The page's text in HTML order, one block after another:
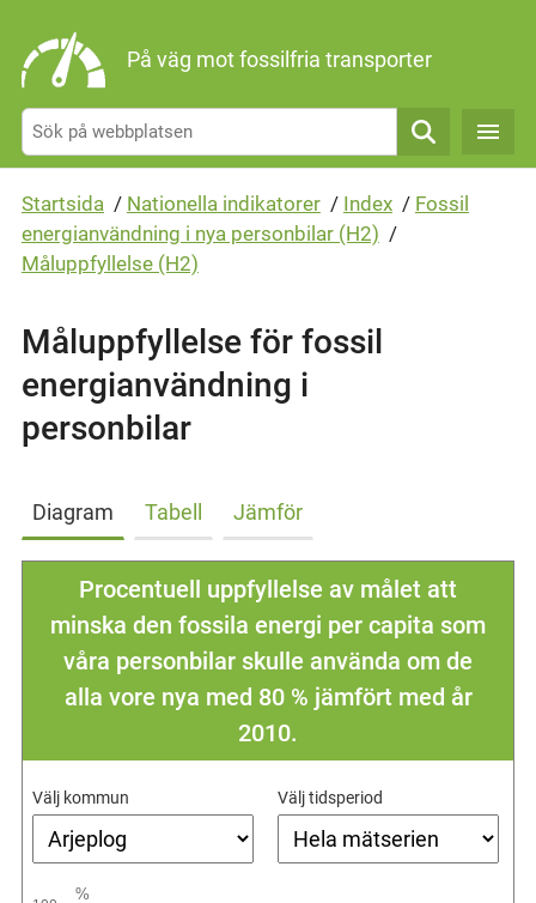
På väg mot fossilfria transporter
Sök
Startsida / Nationella indikatorer / Index / Fossil
energianvändning i nya personbilar (H2) /
Måluppfyllelse (H2)
Måluppfyllelse för fossil
energianvändning i
personbilar
Diagram Tabell Jämför
Procentuell uppfyllelse av målet att
minska den fossila energi per capita som
våra personbilar skulle använda om de
alla vore nya med 80 % jämfört med år
2010.
Välj kommun Välj tidsperiod
%